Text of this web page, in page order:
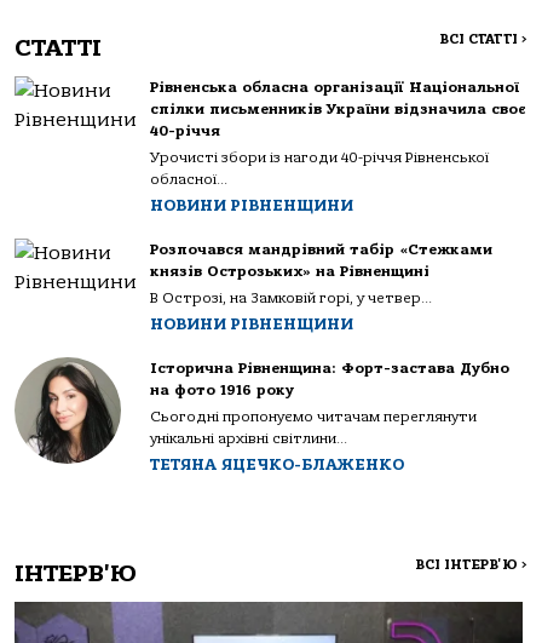
СТАТТІ ВСІ СТАТТІ >
Рівненська обласна організації Національної
спілки письменників України відзначила своє
40-річчя
Урочисті збори із нагоди 40-річчя Рівненської
обласної...
НОВИНИ РІВНЕНЩИНИ
Розпочався мандрівний табір «Стежками
князів Острозьких» на Рівненщині
В Острозі, на Замковій горі, у четвер...
НОВИНИ РІВНЕНЩИНИ
Історична Рівненщина: Форт-застава Дубно
на фото 1916 року
Сьогодні пропонуємо читачам переглянути
унікальні архівні світлини...
ТЕТЯНА ЯЦЕЧКО-БЛАЖЕНКО
ІНТЕРВ'Ю ВСІ ІНТЕРВ'Ю >